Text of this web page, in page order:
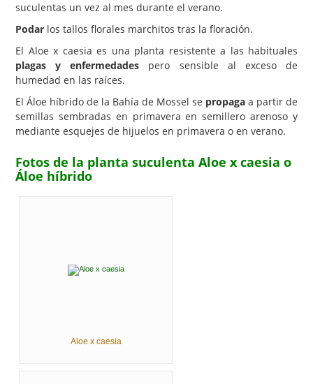
suculentas un vez al mes durante el verano.
Podar los tallos florales marchitos tras la floración.
El Aloe x caesia es una planta resistente a las habituales
plagas y enfermedades pero sensible al exceso de
humedad en las raíces.
El Áloe híbrido de la Bahía de Mossel se propaga a partir de
semillas sembradas en primavera en semillero arenoso y
mediante esquejes de hijuelos en primavera o en verano.
Fotos de la planta suculenta Aloe x caesia o
Áloe híbrido
Aloe x caesia